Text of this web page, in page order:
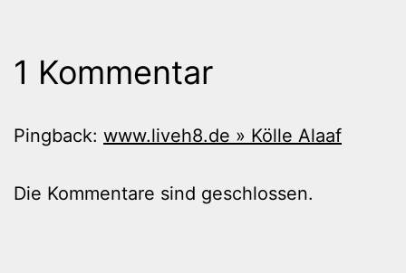
1 Kommentar
Pingback: www.liveh8.de » Kölle Alaaf
Die Kommentare sind geschlossen.